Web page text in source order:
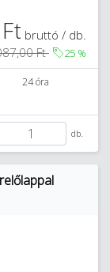
bruttó / db.
Ft
25 %
24 óra
db.